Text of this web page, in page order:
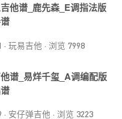
他谱_鹿先森_E调指法版
· 玩易吉他 · 浏览 7998
谱_易烊千玺_A调编配版
· 安仔弹吉他 · 浏览 3223